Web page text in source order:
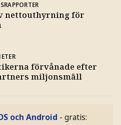
nettouthyrning för
förvånade efter
miljonsmäll
och Android - gratis: